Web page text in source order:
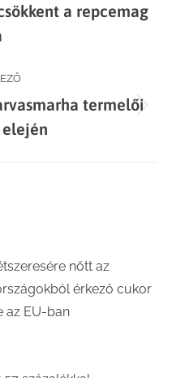
a repcemag
termelői
elején
nőtt az
érkező cukor
az EU-ban